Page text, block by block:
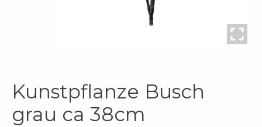
Kunstpflanze Busch
grau ca 38cm